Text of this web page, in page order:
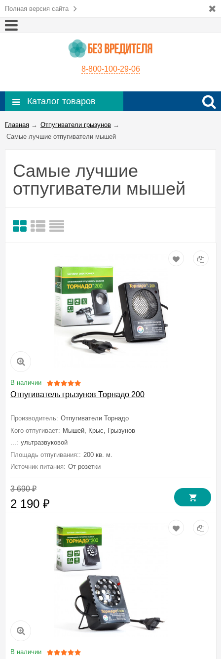
Полная версия сайта
8-800-100-29-06
Каталог товаров
Главная → Отпугиватели грызунов →
Самые лучшие отпугиватели мышей
Самые лучшие
отпугиватели мышей
В наличии
Отпугиватель грызунов Торнадо 200
Производитель: Отпугиватели Торнадо
Кого отпугивает: Мышей, Крыс, Грызунов
...: ультразвуковой
Площадь отпугивания:: 200 кв. м.
Источник питания: От розетки
3 690₽
2 190 ₽
В наличии